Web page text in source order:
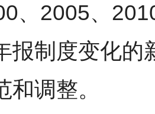
、2005、
报制度变化的
和调整。